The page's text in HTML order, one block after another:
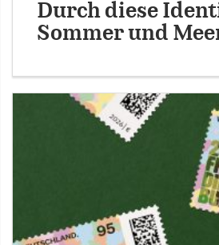
Durch diese
Sommer und